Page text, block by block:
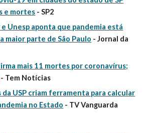
e mortes - SP2
e Unesp aponta que pandemia está
maior parte de São Paulo - Jornal da
mais 11 mortes por coronavírus;
- Tem Notícias
da USP criam ferramenta para calcular
no Estado - TV Vanguarda